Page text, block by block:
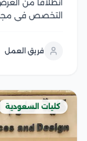
انطلاقًا من
التخصص في
المهارات
فريق العمل
كليات السعودية